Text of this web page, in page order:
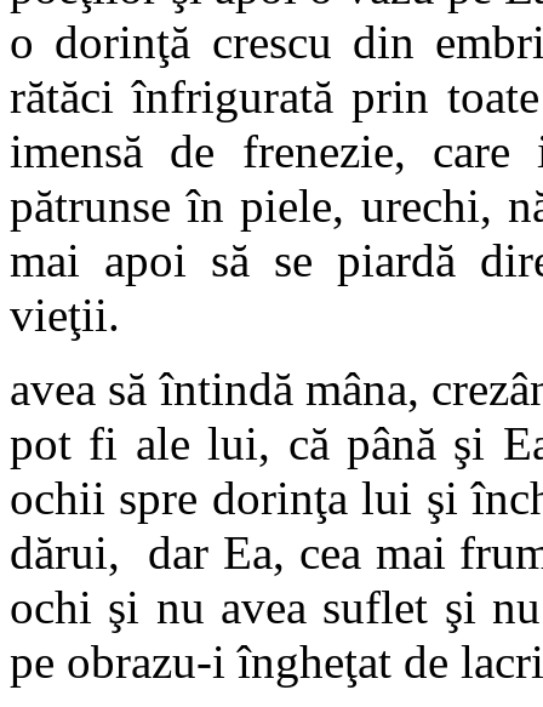
o dorinţă crescu din
rătăci înfrigurată prin
imensă de frenezie,
pătrunse în piele, urechi,
mai apoi să se piardă
vieţii.
avea să întindă mâna,
pot fi ale lui, că până şi
ochii spre dorinţa lui şi
dărui, dar Ea, cea mai
ochi şi nu avea suflet şi
pe obrazu-i îngheţat de